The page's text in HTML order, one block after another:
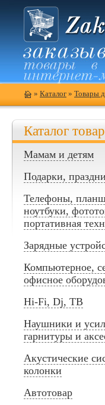
» Каталог » Товары
Каталог
Мамам и детям
Подарки,
Телефоны,
ноутбуки,
портативная
Зарядные
Компьютерное,
офисное
Hi-Fi, Dj, ТВ
Наушники и
гарнитуры и
Акустические
колонки
Автотовар